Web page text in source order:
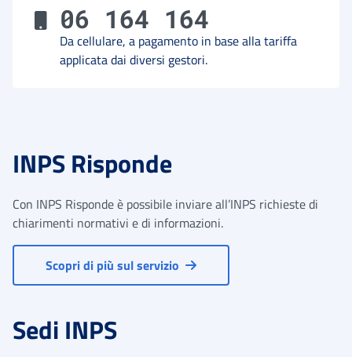
06 164 164
Da cellulare, a pagamento in base alla tariffa
applicata dai diversi gestori.
INPS Risponde
Con INPS Risponde è possibile inviare all’INPS richieste di
chiarimenti normativi e di informazioni.
Scopri di più sul servizio
Sedi INPS